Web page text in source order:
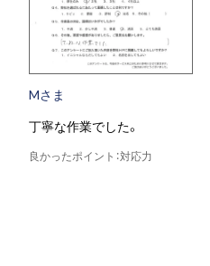
Mさま
丁寧な作業でした。
良かったポイント：対応力